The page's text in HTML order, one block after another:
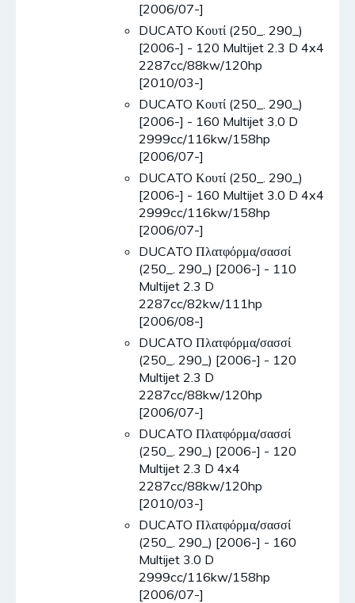
[2006/07-]
DUCATO Κουτί (250_. 290_)
[2006-] - 120 Multijet 2.3 D 4x4
2287cc/88kw/120hp
[2010/03-]
DUCATO Κουτί (250_. 290_)
[2006-] - 160 Multijet 3.0 D
2999cc/116kw/158hp
[2006/07-]
DUCATO Κουτί (250_. 290_)
[2006-] - 160 Multijet 3.0 D 4x4
2999cc/116kw/158hp
[2006/07-]
DUCATO Πλατφόρμα/σασσί
(250_. 290_) [2006-] - 110
Multijet 2.3 D
2287cc/82kw/111hp
[2006/08-]
DUCATO Πλατφόρμα/σασσί
(250_. 290_) [2006-] - 120
Multijet 2.3 D
2287cc/88kw/120hp
[2006/07-]
DUCATO Πλατφόρμα/σασσί
(250_. 290_) [2006-] - 120
Multijet 2.3 D 4x4
2287cc/88kw/120hp
[2010/03-]
DUCATO Πλατφόρμα/σασσί
(250_. 290_) [2006-] - 160
Multijet 3.0 D
2999cc/116kw/158hp
[2006/07-]